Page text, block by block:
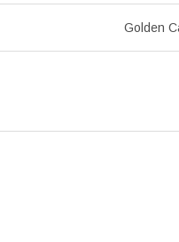
Golden